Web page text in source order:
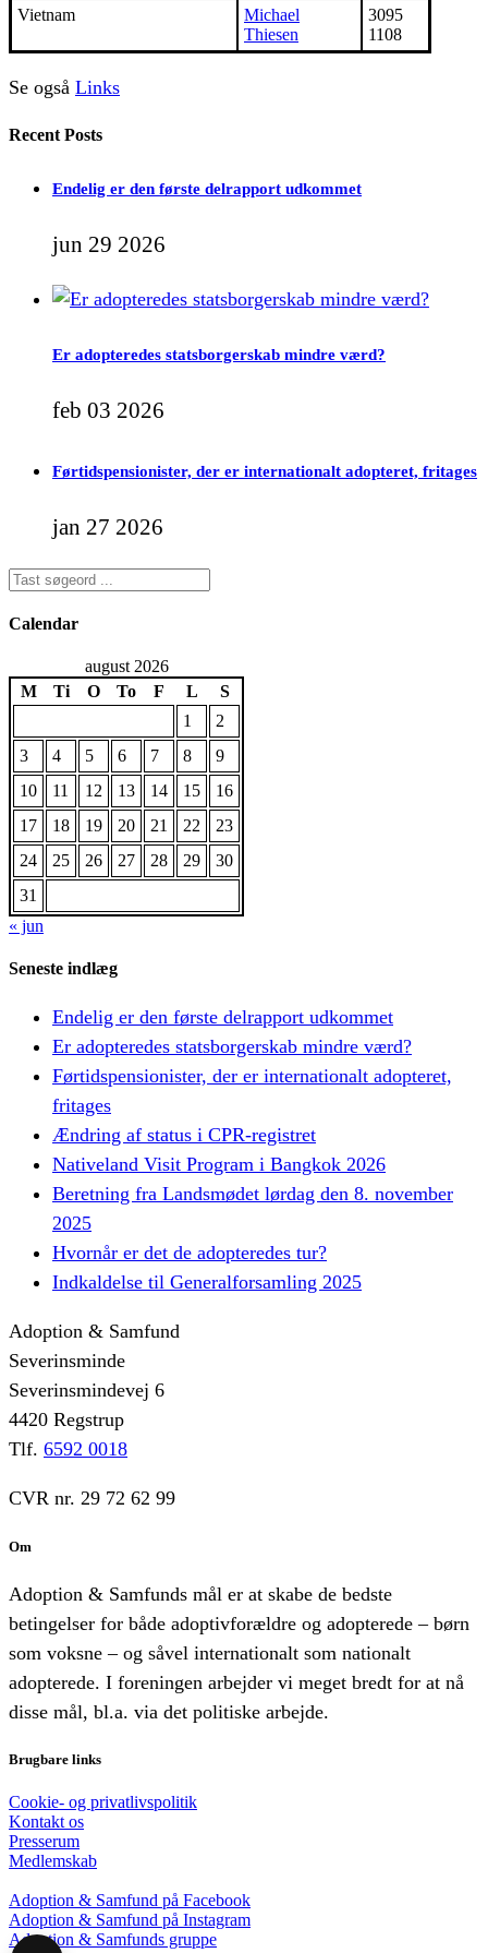
Vietnam
Michael
Thiesen
3095
1108
Se også Links
Recent Posts
Endelig er den første delrapport udkommet
jun 29 2026
Er adopteredes statsborgerskab mindre værd?
feb 03 2026
Førtidspensionister, der er internationalt adopteret, fritages
jan 27 2026
Calendar
august 2026
M
Ti O To F L
S
1
2
3
4 5 6 7 8
9
10
11 12 13 14 15
16
17
18 19 20 21 22
23
24
25 26 27 28 29
30
31
« jun
Seneste indlæg
Endelig er den første delrapport udkommet
Er adopteredes statsborgerskab mindre værd?
Førtidspensionister, der er internationalt adopteret,
fritages
Ændring af status i CPR-registret
Nativeland Visit Program i Bangkok 2026
Beretning fra Landsmødet lørdag den 8. november
2025
Hvornår er det de adopteredes tur?
Indkaldelse til Generalforsamling 2025
Adoption & Samfund
Severinsminde
Severinsmindevej 6
4420 Regstrup
Tlf. 6592 0018
CVR nr. 29 72 62 99
Om
Adoption & Samfunds mål er at skabe de bedste
betingelser for både adoptivforældre og adopterede – børn
som voksne – og såvel internationalt som nationalt
adopterede. I foreningen arbejder vi meget bredt for at nå
disse mål, bl.a. via det politiske arbejde.
Brugbare links
Cookie- og privatlivspolitik
Kontakt os
Presserum
Medlemskab
Adoption & Samfund på Facebook
Adoption & Samfund på Instagram
Adoption & Samfunds gruppe